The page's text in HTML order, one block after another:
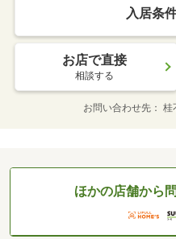
入居条
お店で直接
相談する
お問い合わせ先 桂
ほかの店舗から